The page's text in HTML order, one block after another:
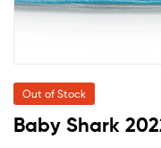
Out of Stock
Baby Shark